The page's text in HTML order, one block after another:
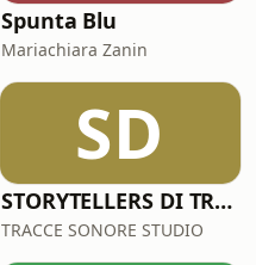
Spunta Blu
Mariachiara Zanin
SD
STORYTELLERS DI TRACCESONORE STUDIO
TRACCE SONORE STUDIO